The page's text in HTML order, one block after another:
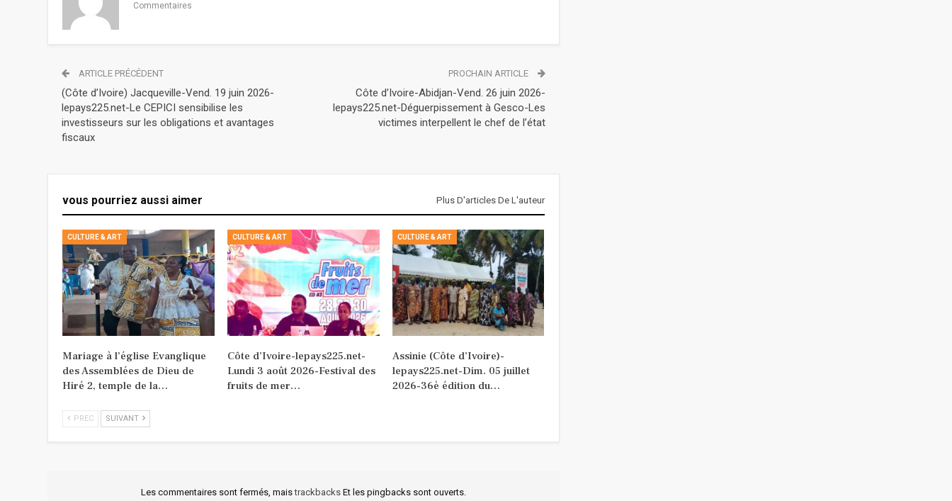
Commentaires
ARTICLE PRÉCÉDENT
(Côte d’Ivoire) Jacqueville-Vend. 19 juin 2026-
lepays225.net-Le CEPICI sensibilise les
investisseurs sur les obligations et avantages
fiscaux
PROCHAIN ARTICLE
Côte d’Ivoire-Abidjan-Vend. 26 juin 2026-
lepays225.net-Déguerpissement à Gesco-Les
victimes interpellent le chef de l’état
vous pourriez aussi aimer Plus D'articles De L'auteur
CULTURE & ART
Mariage à l’église Evanglique
des Assemblées de Dieu de
Hiré 2, temple de la…
CULTURE & ART
Côte d’Ivoire-lepays225.net-
Lundi 3 août 2026-Festival des
fruits de mer…
CULTURE & ART
Assinie (Côte d’Ivoire)-
lepays225.net-Dim. 05 juillet
2026-36è édition du…
PREC SUIVANT
Les commentaires sont fermés, maistrackbacks Et les pingbacks sont ouverts.